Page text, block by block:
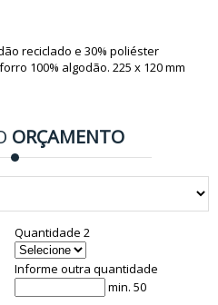
reciclado e 30% poliéster
100% algodão. 225 x 120 mm
ORÇAMENTO
Quantidade 2
Informe outra quantidade
min. 50